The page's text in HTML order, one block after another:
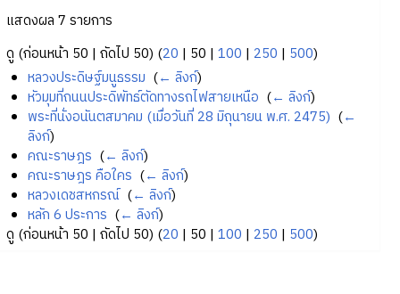
แสดงผล 7 รายการ
ดู (ก่อนหน้า 50 | ถัดไป 50) (20 | 50 | 100 | 250 | 500)
หลวงประดิษฐ์มนูธรรม (← ลิงก์)
หัวมุมที่ถนนประดิพัทธ์ตัดทางรถไฟสายเหนือ (← ลิงก์)
พระที่นั่งอนันตสมาคม (เมื่อวันที่ 28 มิถุนายน พ.ศ. 2475) (←
ลิงก์)
คณะราษฎร (← ลิงก์)
คณะราษฎร คือใคร (← ลิงก์)
หลวงเดชสหกรณ์‎ (← ลิงก์)
หลัก 6 ประการ (← ลิงก์)
ดู (ก่อนหน้า 50 | ถัดไป 50) (20 | 50 | 100 | 250 | 500)